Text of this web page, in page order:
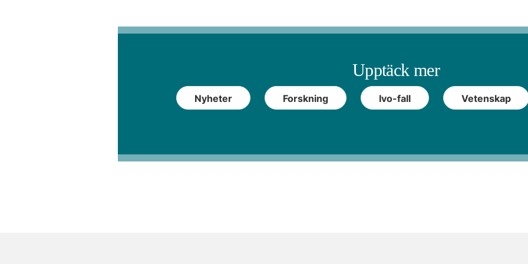
Upptäck mer
Nyheter Forskning Ivo-fall Vetenskap